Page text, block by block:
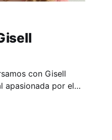
con Gisell
apasionada por el
emprender su